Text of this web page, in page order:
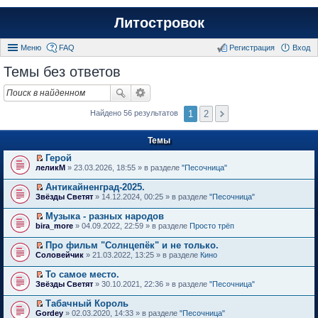
Литостровок
Меню FAQ Вход
Регистрация
Темы без ответов
Найдено 56 результатов 1 2
Темы
П
р
е
й
т
и
к
е
р
в
о
м
у
е
п
Герой
леликМ » 23.03.2026, 18:55 » в разделе "Песочница"
П
р
е
й
т
и
к
е
р
в
о
м
у
Антикайненград-2025.
Звёзды Светят » 14.12.2024, 00:25 » в разделе "Песочница"
П
р
е
й
т
и
к
е
Музыка - разных народов
bira_more » 04.09.2022, 22:59 » в разделе Просто трёп
П
р
й
т
и
к
Про фильм "Солнцепёк" и не только.
Соловейчик » 21.03.2022, 13:25 » в разделе Кино
П
р
й
То самое место.
Звёзды Светят » 30.10.2021, 22:36 » в разделе "Песочница"
П
Табачный Король
Gordey » 02.03.2020, 14:33 » в разделе "Песочница"